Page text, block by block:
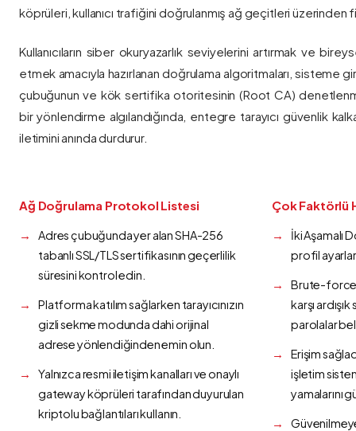
köprüleri, kullanıcı trafiğini doğrulanmış ağ geçitleri üzerinden
Kullanıcıların siber okuryazarlık seviyelerini artırmak ve
etmek amacıyla hazırlanan doğrulama algoritmaları, sisteme
çubuğunun ve kök sertifika otoritesinin (Root CA)
bir yönlendirme algılandığında, entegre tarayıcı güvenlik
iletimini anında durdurur.
Ağ Doğrulama Protokol Listesi
Adres çubuğunda yer alan SHA-256
tabanlı SSL/TLS sertifikasının geçerlilik
süresini kontrol edin.
Platforma katılım sağlarken tarayıcınızın
gizli sekme modunda dahi orijinal
adrese yönlendiğinden emin olun.
Yalnızca resmi iletişim kanalları ve onaylı
gateway köprüleri tarafından duyurulan
kriptolu bağlantıları kullanın.
Çok Faktörlü
İki Aşamalı
profil
Brute-force
karşı
parolalar
Erişim
işletim
yamalarını